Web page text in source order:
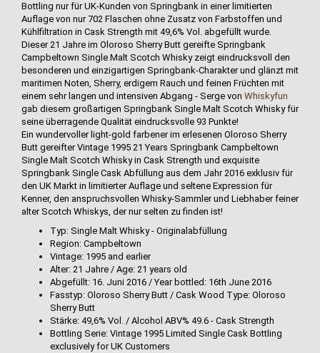
Bottling nur für UK-Kunden von Springbank in einer limitierten
Auflage von nur 702 Flaschen ohne Zusatz von Farbstoffen und
Kühlfiltration in Cask Strength mit 49,6% Vol. abgefüllt wurde.
Dieser 21 Jahre im Oloroso Sherry Butt gereifte Springbank
Campbeltown Single Malt Scotch Whisky zeigt eindrucksvoll den
besonderen und einzigartigen Springbank-Charakter und glänzt mit
maritimen Noten, Sherry, erdigem Rauch und feinen Früchten mit
einem sehr langen und intensiven Abgang - Serge von Whiskyfun
gab diesem großartigen Springbank Single Malt Scotch Whisky für
seine überragende Qualität eindrucksvolle 93 Punkte!
Ein wundervoller light-gold farbener im erlesenen Oloroso Sherry
Butt gereifter Vintage 1995 21 Years Springbank Campbeltown
Single Malt Scotch Whisky in Cask Strength und exquisite
Springbank Single Cask Abfüllung aus dem Jahr 2016 exklusiv für
den UK Markt in limitierter Auflage und seltene Expression für
Kenner, den anspruchsvollen Whisky-Sammler und Liebhaber feiner
alter Scotch Whiskys, der nur selten zu finden ist!
Typ: Single Malt Whisky - Originalabfüllung
Region: Campbeltown
Vintage: 1995 and earlier
Alter: 21 Jahre / Age: 21 years old
Abgefüllt: 16. Juni 2016 / Year bottled: 16th June 2016
Fasstyp: Oloroso Sherry Butt / Cask Wood Type: Oloroso
Sherry Butt
Stärke: 49,6% Vol. / Alcohol ABV% 49.6 - Cask Strength
Bottling Serie: Vintage 1995 Limited Single Cask Bottling
exclusively for UK Customers